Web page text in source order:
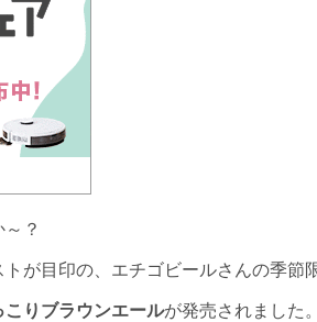
？
が目印の、エチゴビールさんの季節
こりブラウンエールが発売されました。